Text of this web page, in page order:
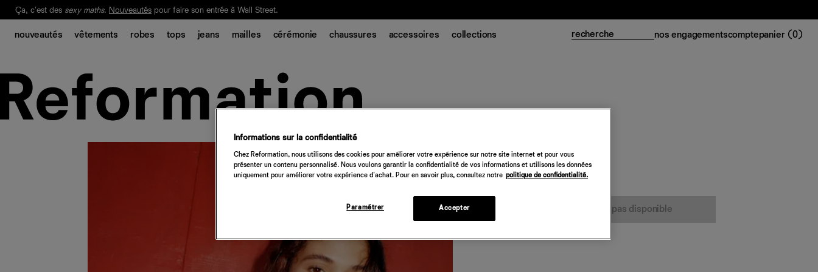
Notre Bilan Responsable 2025 est ici. Lisez-le
Ça, c'est des sexy maths. Nouveautés pour faire son entrée à Wall Street.
nouveautés vêtements robes tops jeans mailles cérémonie chaussures accessoires collections nos engagementscomptepanier (0)
Karina Linen Top
158 €
Désolé, cet article n’est pas disponible
Informations sur la confidentialité
Chez Reformation, nous utilisons des cookies pour améliorer votre expérience sur notre site internet et pour vous
présenter un contenu personnalisé. Nous voulons garantir la confidentialité de vos informations et utilisons les données
uniquement pour améliorer votre expérience d'achat. Pour en savoir plus, consultez notre politique de confidentialité.
Paramétrer Accepter